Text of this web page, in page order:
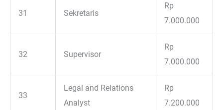
31 Sekretaris
Rp
7.000.000
32 Supervisor
Rp
7.000.000
33
Legal and Relations
Analyst
Rp
7.200.000